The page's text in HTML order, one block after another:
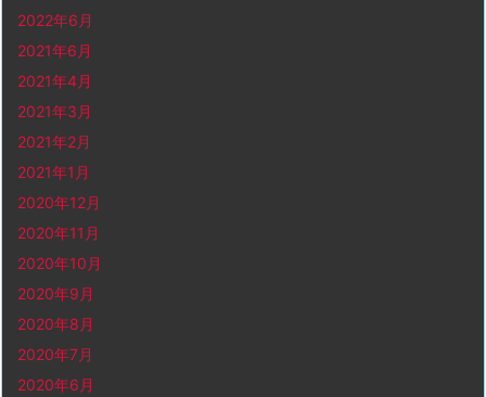
2022年6月
2021年6月
2021年4月
2021年3月
2021年2月
2021年1月
2020年12月
2020年11月
2020年10月
2020年9月
2020年8月
2020年7月
2020年6月